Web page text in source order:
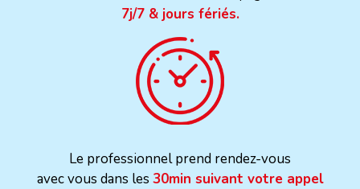
7j/7 & jours fériés.
Le professionnel prend rendez-vous
avec vous dans les 30min suivant votre appel